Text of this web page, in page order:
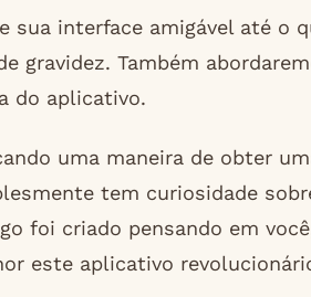
sua interface amigável até o
gravidez. Também
do aplicativo.
uma maneira de obter
tem curiosidade
foi criado pensando em
este aplicativo